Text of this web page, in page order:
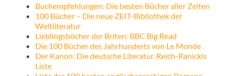
Buchempfehlungen: Die besten Bücher aller Zeiten
100 Bücher – Die neue ZEIT-Bibliothek der
Weltliteratur
Lieblingsbücher der Briten: BBC Big Read
Die 100 Bücher des Jahrhunderts von Le Monde
Der Kanon: Die deutsche Literatur. Reich-Ranickis
Liste